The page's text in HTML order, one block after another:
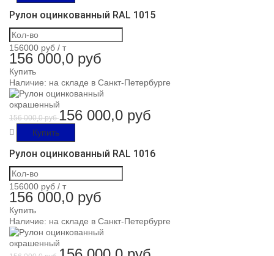
Рулон оцинкованный RAL 1015
156000 руб / т
156 000,0 руб
Купить
Наличие: на складе в Санкт-Петербурге
156 000,0 руб156 000,0 руб
Купить
Рулон оцинкованный RAL 1016
156000 руб / т
156 000,0 руб
Купить
Наличие: на складе в Санкт-Петербурге